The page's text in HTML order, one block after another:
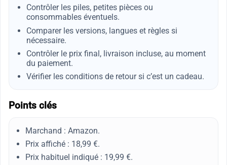
Contrôler les piles, petites pièces ou
consommables éventuels.
Comparer les versions, langues et règles si
nécessaire.
Contrôler le prix final, livraison incluse, au moment
du paiement.
Vérifier les conditions de retour si c’est un cadeau.
Points clés
Marchand : Amazon.
Prix affiché : 18,99 €.
Prix habituel indiqué : 19,99 €.